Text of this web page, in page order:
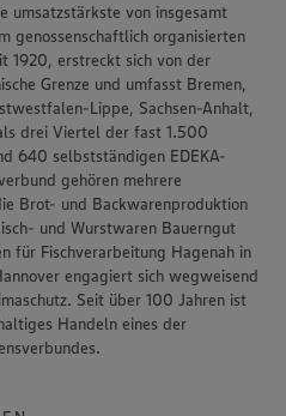
umsatzstärkste von insgesamt
genossenschaftlich organisierten
1920, erstreckt sich von der
Grenze und umfasst Bremen,
Lippe, Sachsen-Anhalt,
drei Viertel der fast 1.500
640 selbstständigen EDEKA-
gehören mehrere
Brot- und Backwarenproduktion
und Wurstwaren Bauerngut
für Fischverarbeitung Hagenah in
engagiert sich wegweisend
Seit über 100 Jahren ist
Handeln eines der